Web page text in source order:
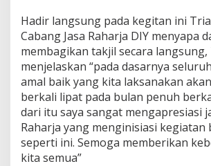
Hadir langsung pada kegitan ini
Cabang Jasa Raharja DIY menyapa
membagikan takjil secara langsung,
menjelaskan “pada dasarnya
amal baik yang kita laksanakan
berkali lipat pada bulan penuh
dari itu saya sangat mengapresiasi
Raharja yang menginisiasi kegiatan
seperti ini. Semoga memberikan
kita semua”